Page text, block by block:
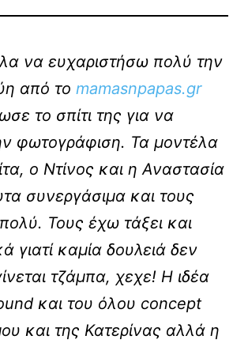
να ευχαριστήσω πολύ την
από το mamasnpapas.gr
το σπίτι της για να
φωτογράφιση. Τα μοντέλα
ο Ντίνος και η Αναστασία
συνεργάσιμα και τους
Τους έχω τάξει και
γιατί καμία δουλειά δεν
τζάμπα, χεχε! Η ιδέα
και του όλου concept
και της Κατερίνας αλλά η